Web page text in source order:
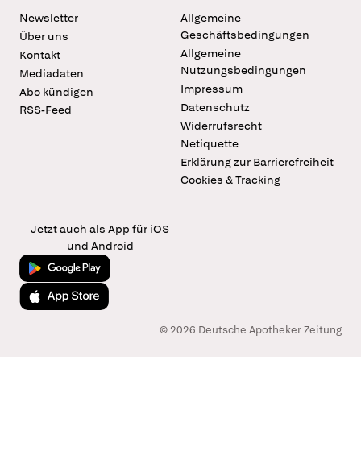
Newsletter
Über uns
Kontakt
Mediadaten
Abo kündigen
RSS-Feed
Allgemeine
Geschäftsbedingungen
Allgemeine
Nutzungsbedingungen
Impressum
Datenschutz
Widerrufsrecht
Netiquette
Erklärung zur Barrierefreiheit
Cookies & Tracking
Jetzt auch als App für iOS
und Android
Jetzt bei Google Play
Laden im App Store
© 2026 Deutsche Apotheker Zeitung